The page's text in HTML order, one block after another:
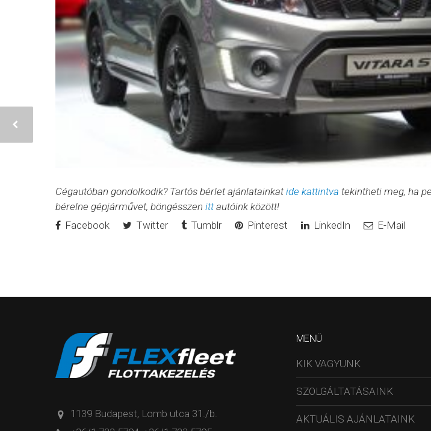
Cégautóban gondolkodik? Tartós bérlet ajánlatainkatide kattintva tekintheti meg, ha
bérelne gépjárművet, böngésszen ittautóink között!
Facebook
Twitter Tumblr Pinterest LinkedIn E-Mail
1139 Budapest, Lomb utca 31./b.
MENÜ
KIK VAGYUNK
SZOLGÁLTATÁSAINK
AKTUÁLIS AJÁNLATAINK